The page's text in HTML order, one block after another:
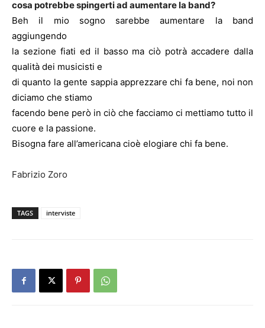
cosa potrebbe spingerti ad aumentare la band?
Beh il mio sogno sarebbe aumentare la band
aggiungendo
la sezione fiati ed il basso ma ciò potrà accadere dalla
qualità dei musicisti e
di quanto la gente sappia apprezzare chi fa bene, noi non
diciamo che stiamo
facendo bene però in ciò che facciamo ci mettiamo tutto il
cuore e la passione.
Bisogna fare all’americana cioè elogiare chi fa bene.
Fabrizio Zoro
TAGS interviste